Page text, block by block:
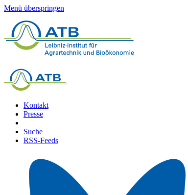
Menü überspringen
Kontakt
Presse
Suche
RSS-Feeds